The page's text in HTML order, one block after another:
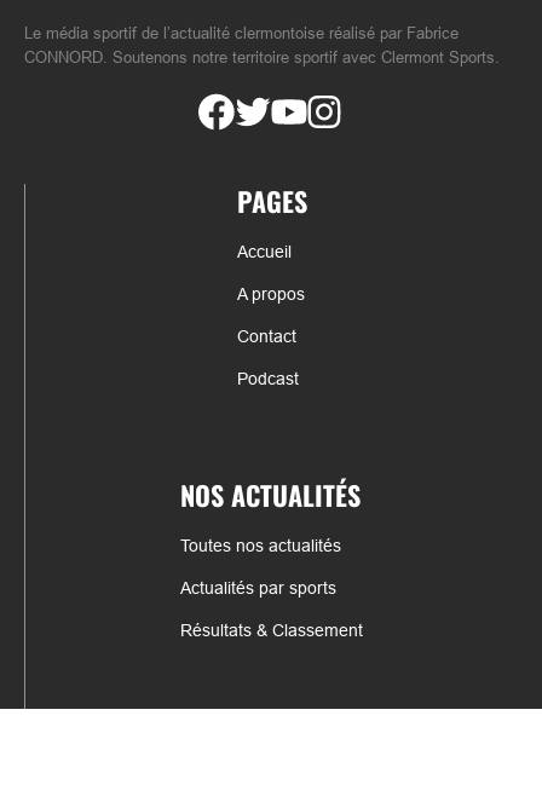
Le média sportif de l’actualité clermontoise réalisé par Fabrice
CONNORD. Soutenons notre territoire sportif avec Clermont Sports.
PAGES
Accueil
A propos
Contact
Podcast
NOS ACTUALITÉS
Toutes nos actualités
Actualités par sports
Résultats & Classement